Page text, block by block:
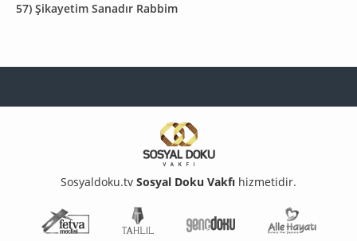
57) Şikayetim Sanadır Rabbim
Sosyaldoku.tv Sosyal Doku Vakfı hizmetidir.
Fetva Meclisi
Genç Doku